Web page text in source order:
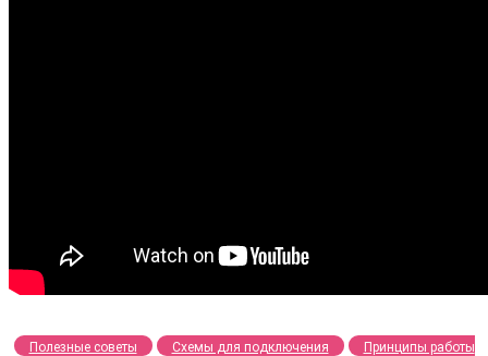
Полезные советы Схемы для подключения
Принципы работы